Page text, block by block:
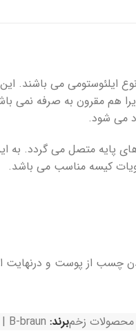
ایلئوستومی می باشند.
هم مقرون به صرفه
می شود.
پایه متصل می گردد. به
کیسه مناسب می باشد.
چسب از پوست و درنهایت
محصولات زخمبرند: B-braun | بی بران